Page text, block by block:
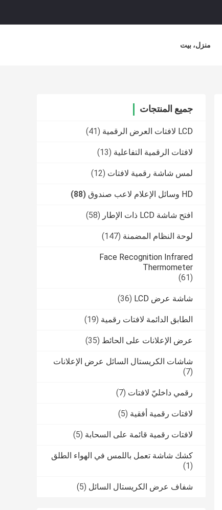
منزل، بيت
جميع المنتجات
LCD لافتات العرض الرقمية (41)
لافتات الرقمية التفاعلية (13)
لمس شاشة رقمية لافتات (12)
HD وسائل الإعلام لاعب صندوق (88)
افتح شاشة LCD ذات الإطار (58)
لوحة النظام المضمنة (147)
Face Recognition Infrared
Thermometer
(61)
شاشة عرض LCD (36)
الطابق الدائمة لافتات رقمية (19)
عرض الإعلانات على الحائط (35)
شاشات الكريستال السائل عرض الإعلانات
(7)
رقمي داخليّ لافتات (7)
لافتات رقمية أفقية (5)
لافتات رقمية قائمة على السحابة (5)
كشك شاشة تعمل باللمس في الهواء الطلق
(1)
شفاف عرض الكريستال السائل (5)